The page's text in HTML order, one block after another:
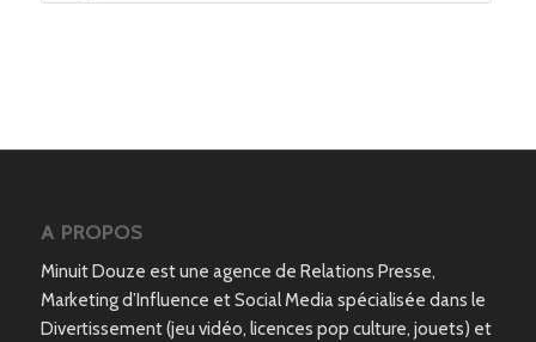
A PROPOS
Minuit Douze est une agence de Relations Presse,
Marketing d’Influence et Social Media spécialisée dans le
Divertissement (jeu vidéo, licences pop culture, jouets) et